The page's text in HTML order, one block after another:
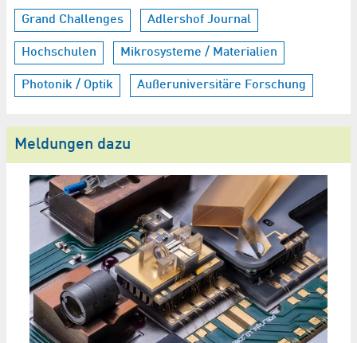
Grand Challenges Adlershof Journal
Hochschulen Mikrosysteme / Materialien
Photonik / Optik Außeruniversitäre Forschung
Meldungen dazu